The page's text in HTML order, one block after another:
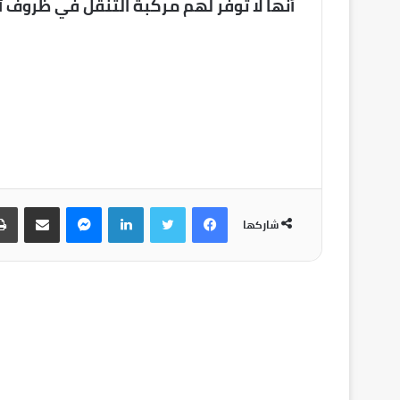
شاركها